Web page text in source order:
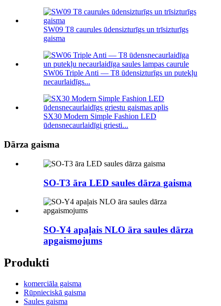
SW09 T8 caurules ūdensizturīgs un trīsizturīgs
gaisma
SW06 Triple Anti — T8 ūdensizturīgs un putekļu
necaurlaidīgs...
SX30 Modern Simple Fashion LED
ūdensnecaurlaidīgi griesti...
Dārza gaisma
SO-T3 āra LED saules dārza gaisma
SO-Y4 apaļais NLO āra saules dārza
apgaismojums
Produkti
komerciāla gaisma
Rūpnieciskā gaisma
Saules gaisma